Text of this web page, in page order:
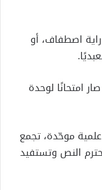
اصطفاف، أو
امتحانًا لوحدة
موحّدة، تجمع
النص وتستفيد